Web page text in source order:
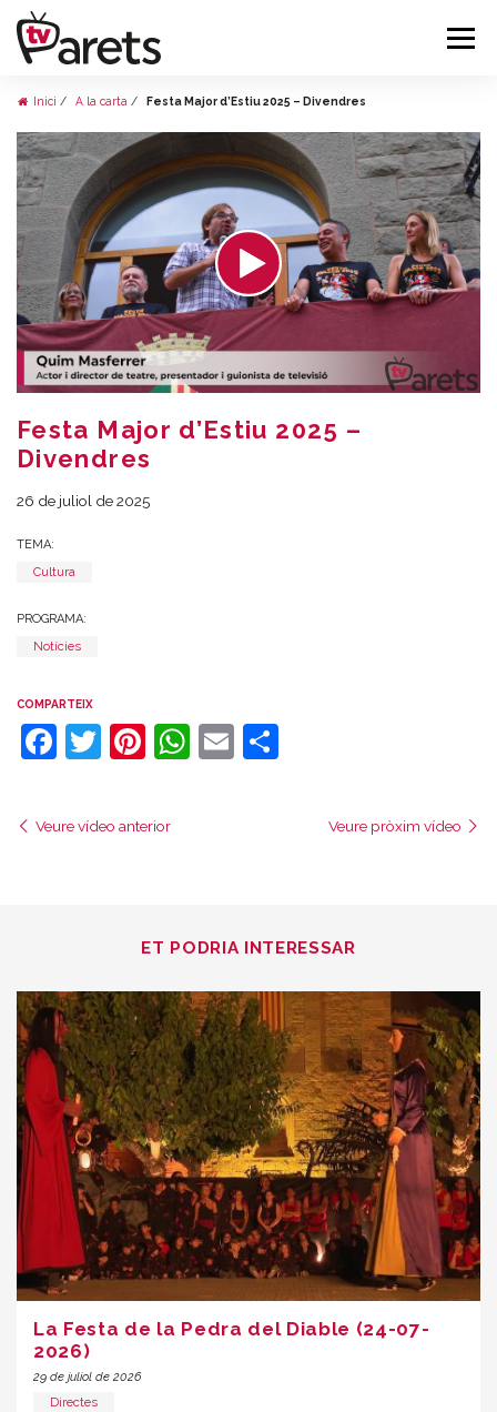
Inici A la carta Festa Major d’Estiu 2025 – Divendres
Festa Major d’Estiu 2025 –
Divendres
26 de juliol de 2025
TEMA:
Cultura
PROGRAMA:
Notícies
COMPARTEIX
Facebook
Twitter
Pinterest
WhatsApp
Email
Veure vídeo anterior Veure pròxim vídeo
ET PODRIA INTERESSAR
La Festa de la Pedra del Diable (24-07-
2026)
29 de juliol de 2026
Directes